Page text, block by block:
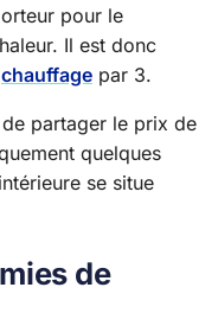
pour le
Il est donc
chauffage par 3.
partager le prix de
quelques
se situe
de